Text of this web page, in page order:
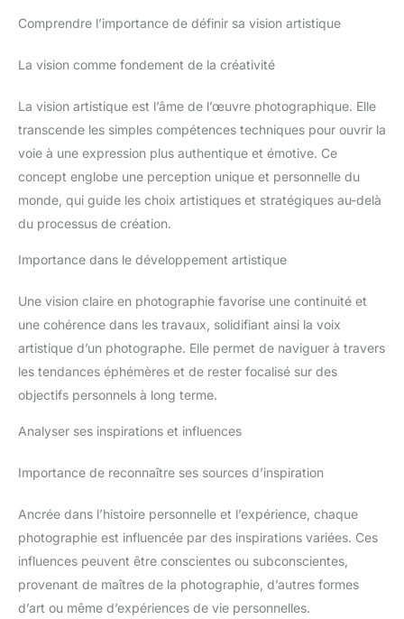
Comprendre l’importance de définir sa vision artistique
La vision comme fondement de la créativité
La vision artistique est l’âme de l’œuvre photographique. Elle
transcende les simples compétences techniques pour ouvrir la
voie à une expression plus authentique et émotive. Ce
concept englobe une perception unique et personnelle du
monde, qui guide les choix artistiques et stratégiques au-delà
du processus de création.
Importance dans le développement artistique
Une vision claire en photographie favorise une continuité et
une cohérence dans les travaux, solidifiant ainsi la voix
artistique d’un photographe. Elle permet de naviguer à travers
les tendances éphémères et de rester focalisé sur des
objectifs personnels à long terme.
Analyser ses inspirations et influences
Importance de reconnaître ses sources d’inspiration
Ancrée dans l’histoire personnelle et l’expérience, chaque
photographie est influencée par des inspirations variées. Ces
influences peuvent être conscientes ou subconscientes,
provenant de maîtres de la photographie, d’autres formes
d’art ou même d’expériences de vie personnelles.